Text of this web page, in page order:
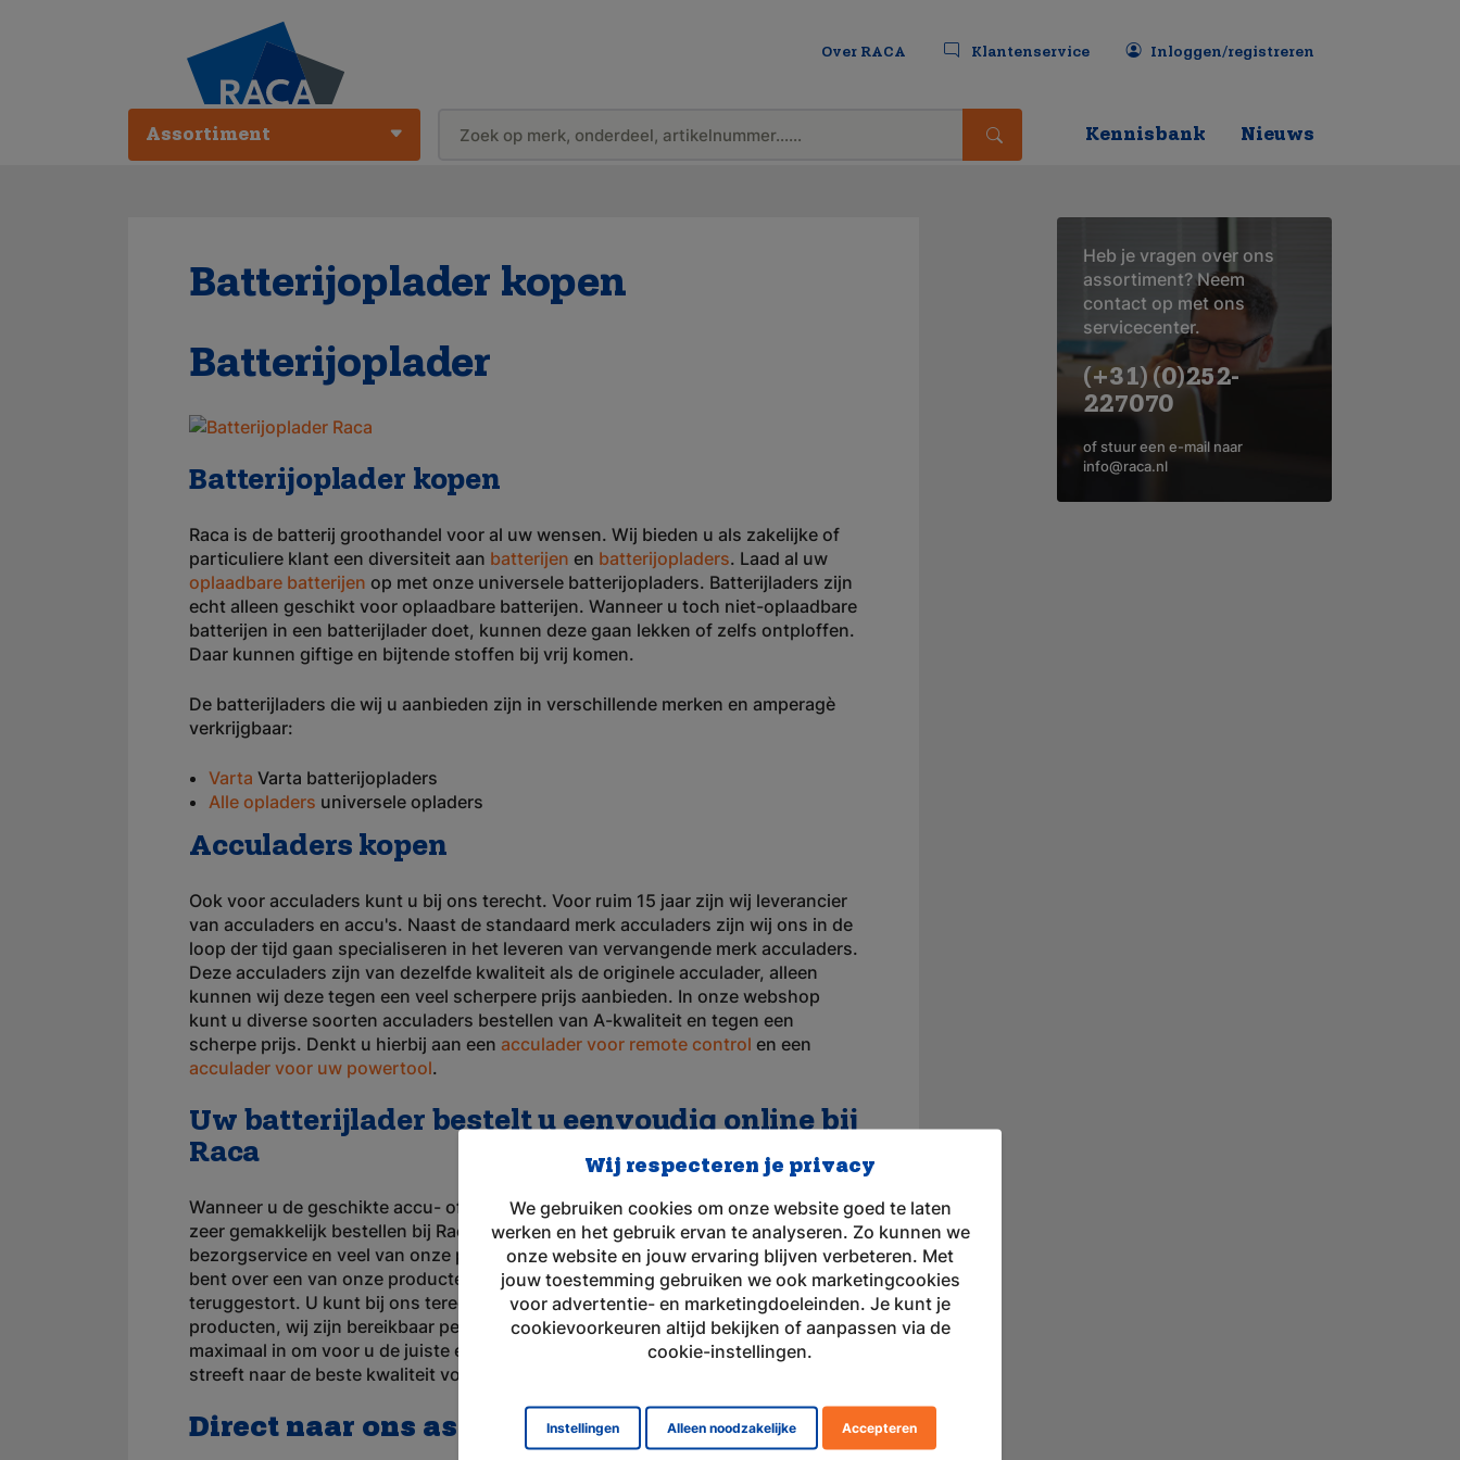
Over RACA Klantenservice Inloggen/registreren
Assortiment Kennisbank Nieuws
Batterijoplader kopen
Batterijoplader
Batterijoplader kopen
Raca is de batterij groothandel voor al uw wensen. Wij bieden u als zakelijke of
particuliere klant een diversiteit aan batterijen en batterijopladers. Laad al uw
oplaadbare batterijen op met onze universele batterijopladers. Batterijladers zijn
echt alleen geschikt voor oplaadbare batterijen. Wanneer u toch niet-oplaadbare
batterijen in een batterijlader doet, kunnen deze gaan lekken of zelfs ontploffen.
Daar kunnen giftige en bijtende stoffen bij vrij komen.
De batterijladers die wij u aanbieden zijn in verschillende merken en amperagè
verkrijgbaar:
Varta Varta batterijopladers
Alle opladers universele opladers
Acculaders kopen
Ook voor acculaders kunt u bij ons terecht. Voor ruim 15 jaar zijn wij leverancier
van acculaders en accu's. Naast de standaard merk acculaders zijn wij ons in de
loop der tijd gaan specialiseren in het leveren van vervangende merk acculaders.
Deze acculaders zijn van dezelfde kwaliteit als de originele acculader, alleen
kunnen wij deze tegen een veel scherpere prijs aanbieden. In onze webshop
kunt u diverse soorten acculaders bestellen van A-kwaliteit en tegen een
scherpe prijs. Denkt u hierbij aan een acculader voor remote control en een
acculader voor uw powertool.
Uw batterijlader bestelt u eenvoudig online bij
Raca
Wanneer u de geschikte accu- of batterij oplader heeft gevonden kunt u deze
zeer gemakkelijk bestellen bij Raca. Wij beschikken over een snelle
bezorgservice en veel van onze producten zijn op voorraad. Als u niet tevreden
bent over een van onze producten krijgt u zonder veel gedoe uw geld
teruggestort. U kunt bij ons terecht voor alle vragen wat betreft onze service op
producten, wij zijn bereikbaar per telefoon, e-mail of chat. Raca zet zich
maximaal in om voor u de juiste en meest geschikte oplossing te vinden en
streeft naar de beste kwaliteit voor elk product!
Direct naar ons assortiment batterijoplader
Heb je vragen over ons
assortiment? Neem
contact op met ons
servicecenter.
(+31) (0)252-
227070
of stuur een e-mail naar
info@raca.nl
Wij respecteren je privacy
We gebruiken cookies om onze website goed te laten
werken en het gebruik ervan te analyseren. Zo kunnen we
onze website en jouw ervaring blijven verbeteren. Met
jouw toestemming gebruiken we ook marketingcookies
voor advertentie- en marketingdoeleinden. Je kunt je
cookievoorkeuren altijd bekijken of aanpassen via de
cookie-instellingen.
Instellingen Alleen noodzakelijke Accepteren